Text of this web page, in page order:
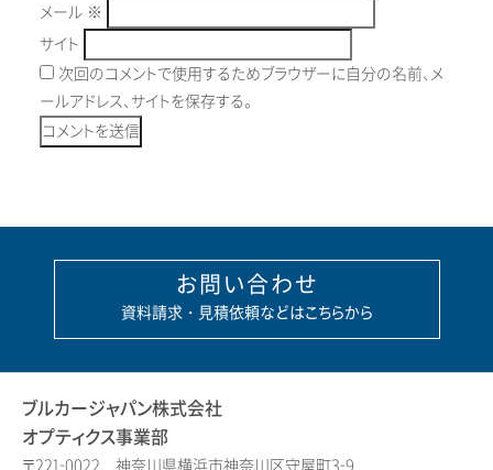
メール ※
サイト
次回のコメントで使用するためブラウザーに自分の名前、メ
ールアドレス、サイトを保存する。
お問い合わせ
資料請求・見積依頼などはこちらから
ブルカージャパン株式会社
オプティクス事業部
〒221-0022 神奈川県横浜市神奈川区守屋町3-9